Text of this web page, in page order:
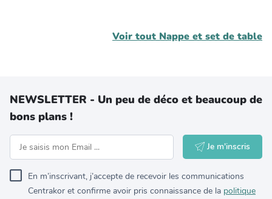
Voir tout Nappe et set de table
NEWSLETTER - Un peu de déco et beaucoup de
bons plans !
Je m'inscris
En m’inscrivant, j’accepte de recevoir les communications
Centrakor et confirme avoir pris connaissance de la politique